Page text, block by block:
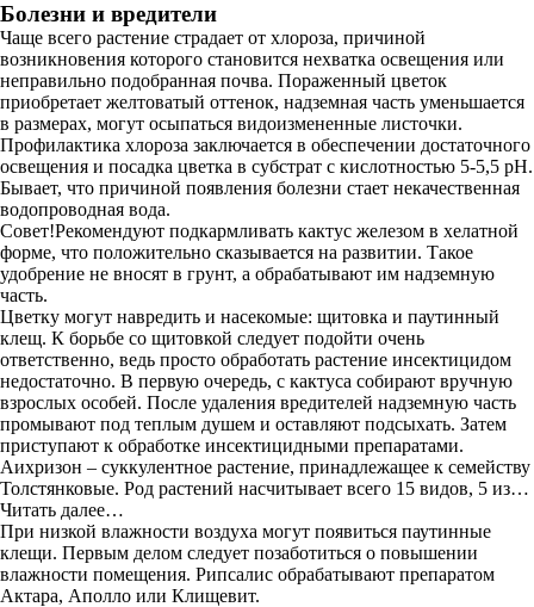
Болезни и вредители
Чаще всего растение страдает от хлороза, причиной
возникновения которого становится нехватка освещения или
неправильно подобранная почва. Пораженный цветок
приобретает желтоватый оттенок, надземная часть уменьшается
в размерах, могут осыпаться видоизмененные листочки.
Профилактика хлороза заключается в обеспечении достаточного
освещения и посадка цветка в субстрат с кислотностью 5-5,5 рН.
Бывает, что причиной появления болезни стает некачественная
водопроводная вода.
Совет!Рекомендуют подкармливать кактус железом в хелатной
форме, что положительно сказывается на развитии. Такое
удобрение не вносят в грунт, а обрабатывают им надземную
часть.
Цветку могут навредить и насекомые: щитовка и паутинный
клещ. К борьбе со щитовкой следует подойти очень
ответственно, ведь просто обработать растение инсектицидом
недостаточно. В первую очередь, с кактуса собирают вручную
взрослых особей. После удаления вредителей надземную часть
промывают под теплым душем и оставляют подсыхать. Затем
приступают к обработке инсектицидными препаратами.
Аихризон – суккулентное растение, принадлежащее к семейству
Толстянковые. Род растений насчитывает всего 15 видов, 5 из…
Читать далее…
При низкой влажности воздуха могут появиться паутинные
клещи. Первым делом следует позаботиться о повышении
влажности помещения. Рипсалис обрабатывают препаратом
Актара, Аполло или Клищевит.